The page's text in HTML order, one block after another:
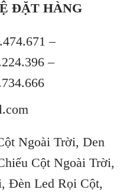
ĐẶT HÀNG
–
–
Ngoài Trời, Den
Cột Ngoài Trời,
Đèn Led Rọi Cột,